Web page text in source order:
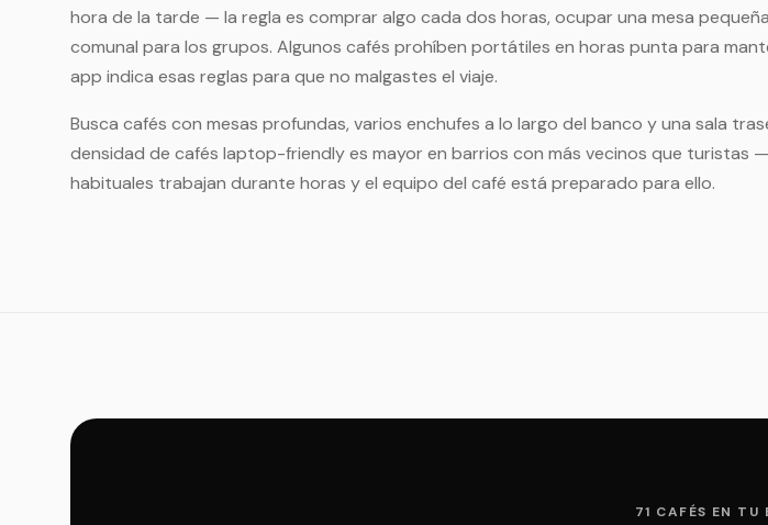
hora de la tarde — la regla es comprar algo cada dos horas, ocupar una mesa
comunal para los grupos. Algunos cafés prohíben portátiles en horas punta para
app indica esas reglas para que no malgastes el viaje.
Busca cafés con mesas profundas, varios enchufes a lo largo del banco y una sala
densidad de cafés laptop-friendly es mayor en barrios con más vecinos que turistas
habituales trabajan durante horas y el equipo del café está preparado para ello.
71 CAFÉS EN TU